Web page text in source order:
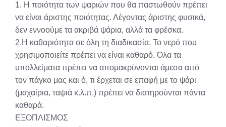
1. Η ποιότητα των ψαριών που θα παστωθούν πρέπει
να είναι άριστης ποιότητας. Λέγοντας άριστης φυσικά,
δεν εννοούμε τα ακριβά ψάρια, αλλά τα φρέσκα.
2.Η καθαριότητα σε όλη τη διαδικασία. Το νερό που
χρησιμοποιείτε πρέπει να είναι καθαρό. Όλα τα
υπολλείματα πρέπει να απομακρύνονται άμεσα από
τον πάγκο μας και ό, τι έρχεται σε επαφή με το ψάρι
(μαχαίρια, ταψιά κ.λ.π.) πρέπει να διατηρούνται πάντα
καθαρά.
ΕΞΟΠΛΙΣΜΟΣ